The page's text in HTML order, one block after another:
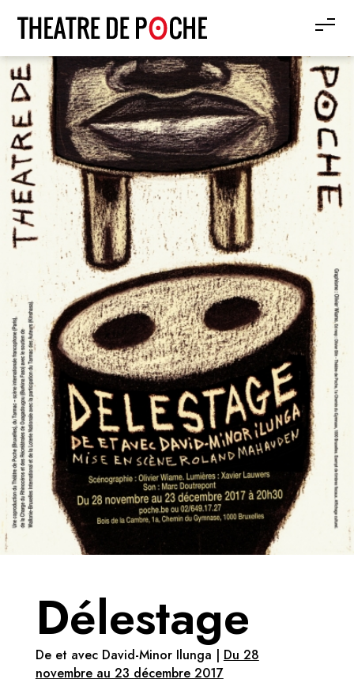
Délestage
De et avec David-Minor Ilunga | Du 28
novembre au 23 décembre 2017